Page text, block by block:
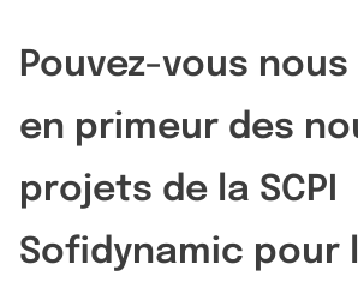
Pouvez-vous
en primeur des
projets de la SCPI
Sofidynamic pour